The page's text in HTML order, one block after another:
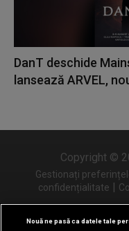
DanT deschide
lansează ARVEL,
Copyright ©
Gestionați
confidențialitate
Nouă ne pasă ca datele tale